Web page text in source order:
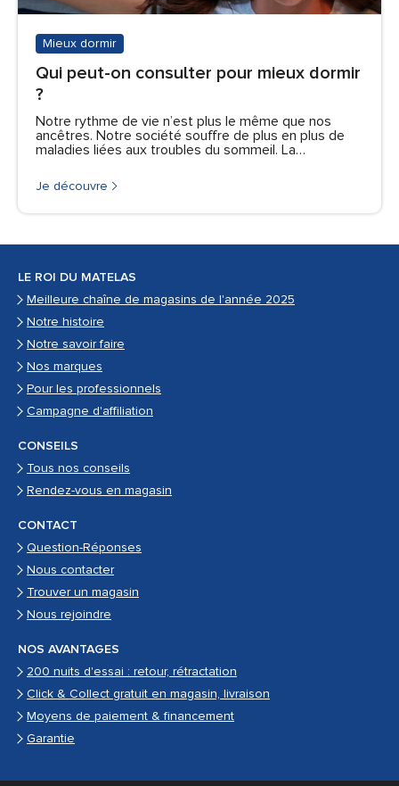
Mieux dormir
Qui peut-on consulter pour mieux dormir
?
Notre rythme de vie n’est plus le même que nos
ancêtres. Notre société souffre de plus en plus de
maladies liées aux troubles du sommeil. La…
Je découvre
LE ROI DU MATELAS
Meilleure chaîne de magasins de l'année 2025
Notre histoire
Notre savoir faire
Nos marques
Pour les professionnels
Campagne d'affiliation
CONSEILS
Tous nos conseils
Rendez-vous en magasin
CONTACT
Question-Réponses
Nous contacter
Trouver un magasin
Nous rejoindre
NOS AVANTAGES
200 nuits d'essai : retour, rétractation
Click & Collect gratuit en magasin, livraison
Moyens de paiement & financement
Garantie